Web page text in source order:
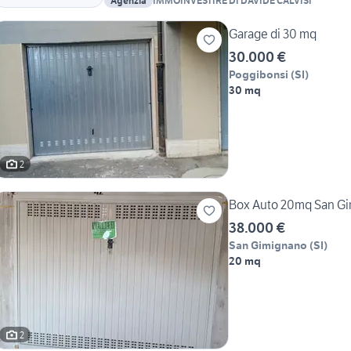
2
Garage di 30 mq
30.000 €
Poggibonsi (SI)
30 mq
2
Box Auto 20mq San
38.000 €
San Gimignano (SI)
20 mq